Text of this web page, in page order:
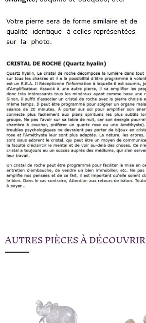
AUTRES PIÈCES À DÉCOUVRIR